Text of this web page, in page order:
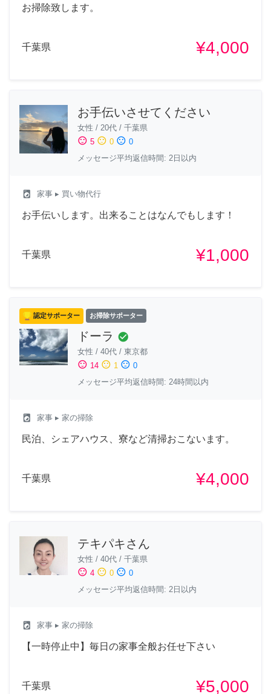
お掃除致します。
千葉県 ¥4,000
お手伝いさせてください
女性 / 20代 / 千葉県
sentiment_satisfied 5 sentiment_neutral 0 sentiment_dissatisfied 0
メッセージ平均返信時間: 2日以内
local_laundry_service 家事 ▸ 買い物代行
お手伝いします。出来ることはなんでもします！
千葉県 ¥1,000
認定サポーター お掃除サポーター
ドーラ check_circle
女性 / 40代 / 東京都
sentiment_satisfied 14 sentiment_neutral 1 sentiment_dissatisfied 0
メッセージ平均返信時間: 24時間以内
local_laundry_service 家事 ▸ 家の掃除
民泊、シェアハウス、寮など清掃おこないます。
千葉県 ¥4,000
テキパキさん
女性 / 40代 / 千葉県
sentiment_satisfied 4 sentiment_neutral 0 sentiment_dissatisfied 0
メッセージ平均返信時間: 2日以内
local_laundry_service 家事 ▸ 家の掃除
【一時停止中】毎日の家事全般お任せ下さい
千葉県 ¥5,000